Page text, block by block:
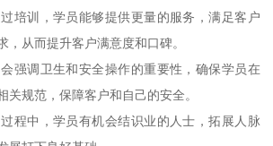
培训，学员能够提供更量的服务，满足客户
，从而提升客户满意度和口碑。
强调卫生和安全操作的重要性，确保学员在
关规范，保障客户和自己的安全。
程中，学员有机会结识业的人士，拓展人脉